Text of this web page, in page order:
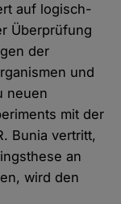
auf logisch-
Überprüfung
der
und
neuen
mit der
Bunia vertritt,
an
wird den